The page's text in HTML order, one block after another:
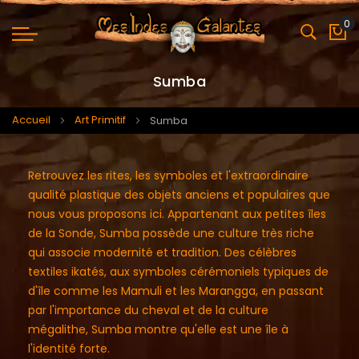
0
Sumba
Accueil Art Primitif Sumba
Retrouvez les rites, les symboles et l'extraordinaire
qualité plastique des objets anciens et populaires que
nous vous proposons ici. Appartenant aux petites îles
de la Sonde, Sumba possède une culture très riche
qui associe modernité et tradition. Des célèbres
textiles ikatés, aux symboles cérémoniels typiques de
d'île comme les Mamuli et les Marangga, en passant
par l'importance du cheval et de la culture
mégalithe, Sumba montre qu'elle est une île à
l'identité forte.